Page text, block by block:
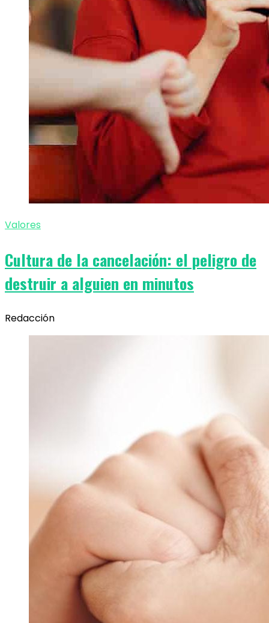
Valores
Cultura de la cancelación: el peligro de
destruir a alguien en minutos
Redacción